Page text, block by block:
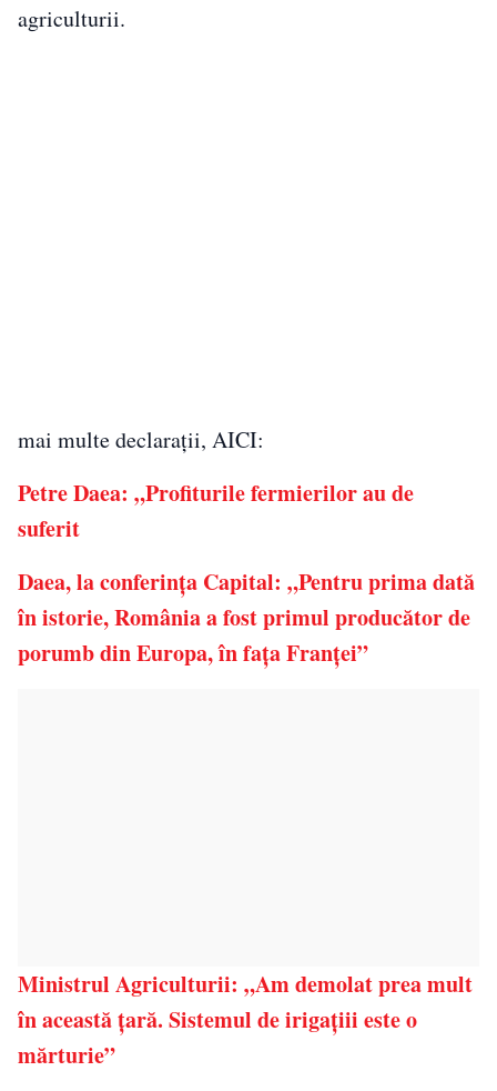
agriculturii.
mai multe declaraţii, AICI:
Petre Daea: „Profiturile fermierilor au de
suferit
Daea, la conferinţa Capital: „Pentru prima dată
în istorie, România a fost primul producător de
porumb din Europa, în faţa Franţei”
Ministrul Agriculturii: „Am demolat prea mult
în această ţară. Sistemul de irigaţiii este o
mărturie”